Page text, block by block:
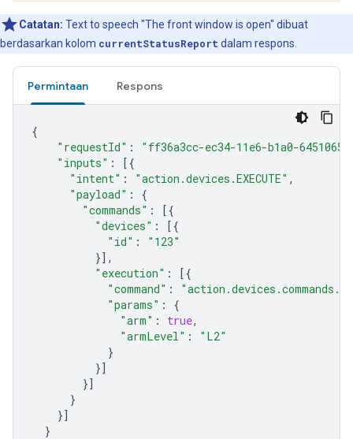
Catatan: Text to speech "The front window is open" dibuat
berdasarkan kolom currentStatusReport dalam respons.
Permintaan Respons
{
"requestId" :
"ff36a3cc-ec34-11e6-b1a0-
"inputs" :
[{
"intent" : "action.devices.EXECUTE" ,
"payload" :
{
"commands" :
[{
"devices" :
[{
"id" :
"123"
}],
"execution" :
[{
"command" :
"params" :
{
"arm" : true,
"armLevel" :
"L2"
}
}]
}]
}
}]
}